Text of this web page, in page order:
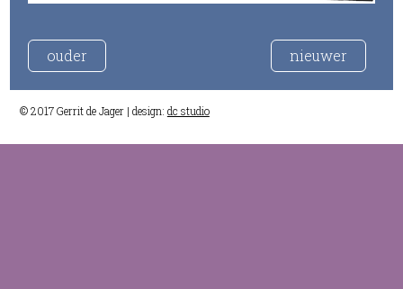
ouder nieuwer
© 2017 Gerrit de Jager | design: dc studio